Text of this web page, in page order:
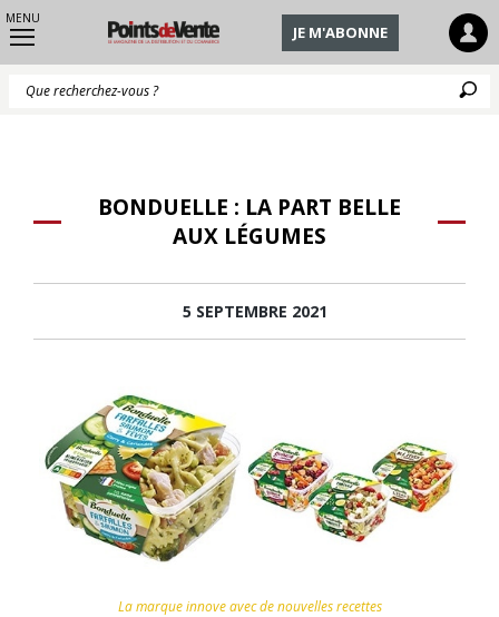
MENU
JE M'ABONNE
BONDUELLE : LA PART BELLE
AUX LÉGUMES
5 SEPTEMBRE 2021
La marque innove avec de nouvelles recettes